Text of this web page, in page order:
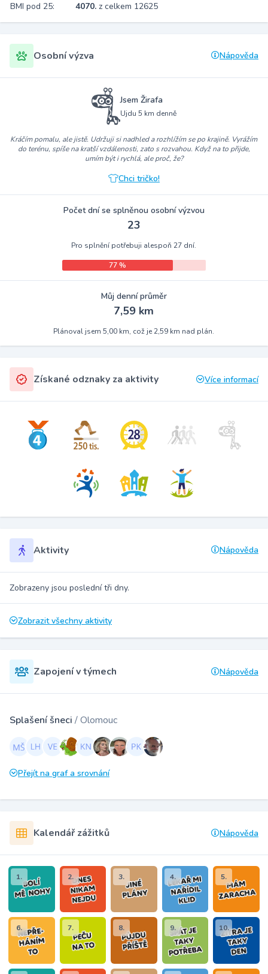
BMI pod 25:
4070. z celkem 12625
Osobní výzva Nápověda
Jsem Žirafa
Ujdu 5 km denně
Kráčím pomalu, ale jistě. Udržuji si nadhled a rozhlížím se po krajině. Vyrážím
do terénu, spíše na kratší vzdálenosti, zato s rozvahou. Když na to přijde,
umím být i rychlá, ale proč, že?
Chci tričko!
Počet dní se splněnou osobní výzvou
23
Pro splnění potřebuji alespoň 27 dní.
77 %
Můj denní průměr
7,59 km
Plánoval jsem 5,00 km, což je 2,59 km nad plán.
Získané odznaky za aktivity Více informací
Aktivity Nápověda
Zobrazeny jsou poslední tři dny.
Zobrazit všechny aktivity
Zapojení v týmech Nápověda
Splašení šneci / Olomouc
Přejít na graf a srovnání
Kalendář zážitků Nápověda
1. 2. 3. 4. 5.
6. 7. 8. 9. 10.